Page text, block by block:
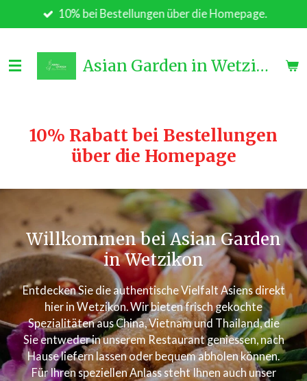
Hauptinhalt
10% bei Bestellungen über die Homepage.
Asian Garden in Wetzikon
10% Rabatt bei Bestellungen
über die Homepage
Willkommen bei Asian Garden
in Wetzikon
Entdecken Sie die authentische Vielfalt Asiens direkt
hier in Wetzikon. Wir bieten frisch gekochte
Spezialitäten aus China, Vietnam und Thailand, die
Sie entweder in unserem Restaurant geniessen, nach
Hause liefern lassen oder bequem abholen können.
Für Ihren speziellen Anlass steht Ihnen auch unser